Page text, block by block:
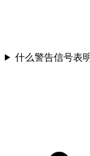
什么警告信号表